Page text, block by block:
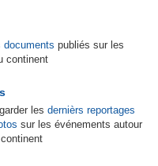
documents publiés sur les
continent
les dernièrs reportages
sur les événements autour